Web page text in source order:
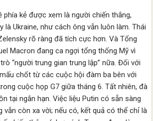
phía kẻ được xem là người chiến thắng,
là Ukraine, như cách ông vẫn luôn làm. Thái
rõ ràng đã tích cực hơn. Và Tổng
Macron đang ca ngợi tổng thống Mỹ vì
“người trung gian trung lập” nữa. Đối với
chốt từ các cuộc hội đàm ba bên với
cuộc họp G7 giữa tháng 6. Tất nhiên, đà
tại ngắn hạn. Việc liệu Putin có sẵn sàng
vẫn còn xa vời; nếu có, kết quả có thể chỉ là